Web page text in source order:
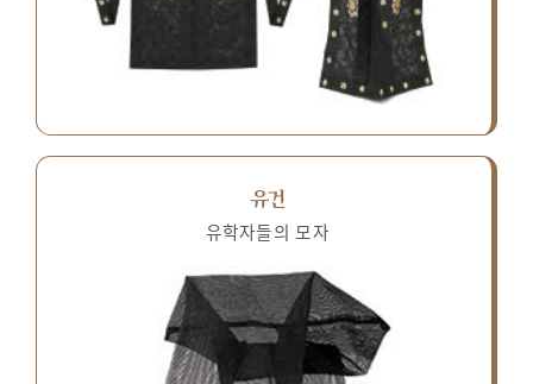
유건
유학자들의 모자